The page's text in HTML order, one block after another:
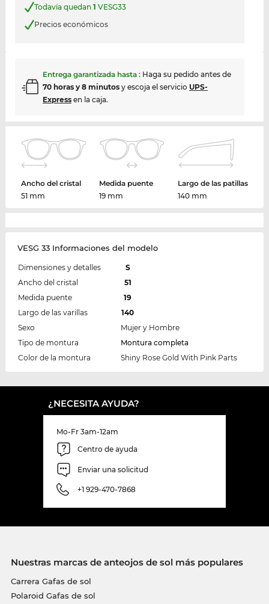
Todavía quedan 1 VESG33
Precios económicos
Entrega garantizada hasta : Haga su pedido antes de
70 horas y 8 minutosy escoja el servicio UPS-
Expressen la caja.
Ancho del cristal
51 mm
Medida puente
19 mm
Largo de las patillas
140 mm
VESG 33 Informaciones del modelo
Dimensiones y detalles
S
Ancho del cristal
51
Medida puente
19
Largo de las varillas
140
Sexo
Mujer y Hombre
Tipo de montura
Montura completa
Color de la montura
Shiny Rose Gold With Pink Parts
¿NECESITA AYUDA?
Mo-Fr 3am-12am
Centro de ayuda
Enviar una solicitud
+1 929-470-7868
Nuestras marcas de anteojos de sol más populares
Carrera Gafas de sol
Polaroid Gafas de sol